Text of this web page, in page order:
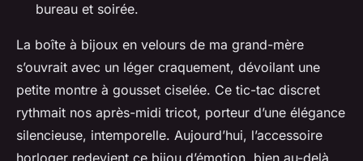
bureau et soirée.
La boîte à bijoux en velours de ma grand-mère
s’ouvrait avec un léger craquement, dévoilant une
petite montre à gousset ciselée. Ce tic-tac discret
rythmait nos après-midi tricot, porteur d’une élégance
silencieuse, intemporelle. Aujourd’hui, l’accessoire
horloger redevient ce bijou d’émotion, bien au-delà